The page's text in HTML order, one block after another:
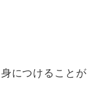
につけることが